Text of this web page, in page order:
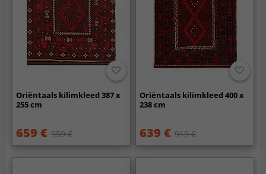
Oriëntaals kilimkleed 387 x
255 cm
659 € 959 €
Oriëntaals kilimkleed 400 x
238 cm
639 € 919 €